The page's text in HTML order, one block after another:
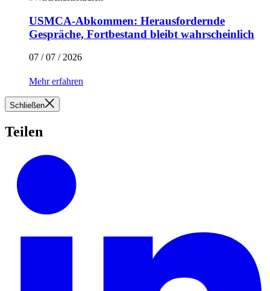
USMCA-Abkommen: Herausfordernde
Gespräche, Fortbestand bleibt wahrscheinlich
07 / 07 / 2026
Mehr erfahren
Schließen
Teilen